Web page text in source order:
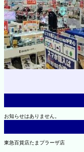
お知らせはありません。
東急百貨店たまプラーザ店